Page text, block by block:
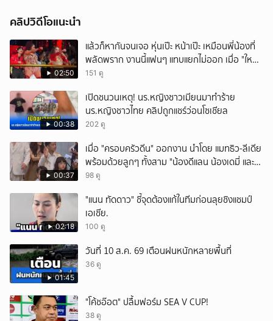
คลิปวิดีโอแนะนำ
02:50
แล้วก็หากันจนเจอ หุ่นเป๊ะ หน้าเป๊ะ เหมือนพี่น้องที่
พลัดพราก งานนี้แฟนๆ แทบแยกไม่ออก เมื่อ "ใหม่
พัชรี" นักร้องคนดัง เจอแฝดสาขาอินเดีย พร้อม
151 ดู
00:38
เปิดชนวนเหตุ! นร.หญิงชาวเมียนมาทำร้าย
นร.หญิงชาวไทย คลิปถูกแชร์ว่อนโซเชียล
202 ดู
00:37
เมื่อ "ครอบครัวดีน" ออกงาน นำโดย แมทธิว-ลีเดีย
พร้อมด้วยลูกๆ ทั้งสาม "น้องดีแลน น้องเดมี่ และ
น้องดีออน" รับรางวัลสุดยอดครอบครัว
หน้าตาดียกบ้าน
98 ดู
02:18
"แนน ทัดดาว" ชี้จุดต้องแก้ในทีมก่อนลุยชิงแชมป์
เอเชีย.
100 ดู
01:45
วันที่ 10 ส.ค. 69 เตือนฝนหนักหลายพื้นที่
36 ดู
"โค้ชอ๊อต" ปลื้มฟอร์ม SEA V CUP!
38 ดู